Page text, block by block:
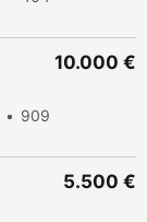
909
10.000 €
5.500 €